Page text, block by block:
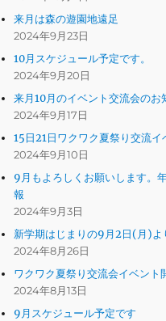
来月は森の遊園地遠足
2024年9月23日
10月スケジュール予定です。
2024年9月20日
来月10月のイベント交流会のお
2024年9月17日
15日21日ワクワク夏祭り交流イ
2024年9月10日
9月もよろしくお願いします。
報
2024年9月3日
新学期はじまりの9月2日(月)よ
2024年8月26日
ワクワク夏祭り交流会イベント
2024年8月13日
9月スケジュール予定です